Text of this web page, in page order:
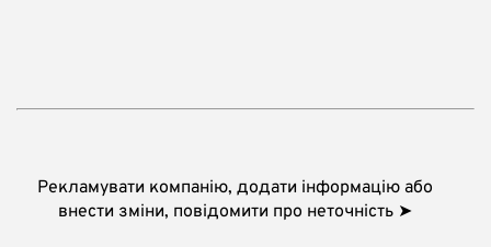
Рекламувати компанію, додати інформацію або
внести зміни, повідомити про неточність ➤